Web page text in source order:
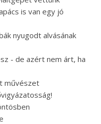
is van egy jó
nyugodt alvásának
- de azért nem árt, ha
művészet